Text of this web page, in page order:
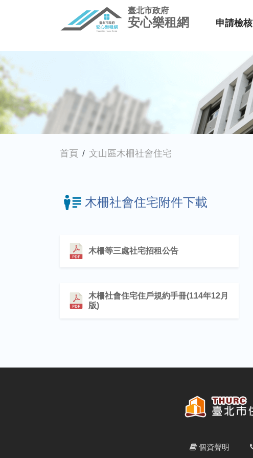
臺北市政府
安心樂租網 申請檢核
首頁 文山區木柵社會住宅
木柵社會住宅附件下載
木柵等三處社宅招租公告
木柵社會住宅住戶規約手冊(114年12月
版)
個資聲明